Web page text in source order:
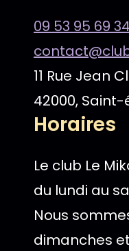
09 53 95 69 34
11 Rue Jean
42000,
Horaires
Le club Le
du lundi au
Nous
dimanches